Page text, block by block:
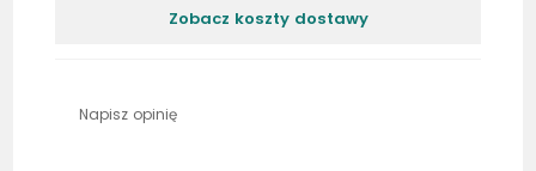
Zobacz koszty dostawy
Napisz opinię